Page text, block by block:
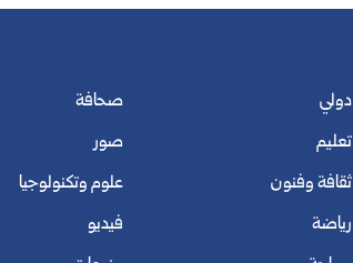
دولي
تعليم
ثقافة وفنون
رياضة
صحافة
صور
علوم وتكنولوجيا
فيديو